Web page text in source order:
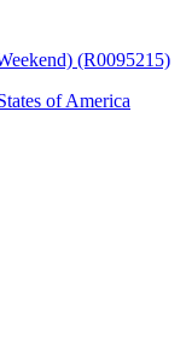
(R0095215)
of America